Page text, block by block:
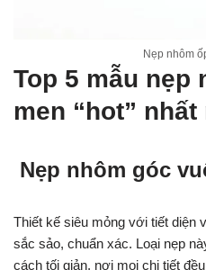
Nẹp nhôm
Top 5 mẫu nẹp
men “hot” nhất
Nẹp nhôm góc
Thiết kế siêu mỏng với tiết diện
sắc sảo, chuẩn xác. Loại nẹp
cách tối giản, nơi mọi chi tiết